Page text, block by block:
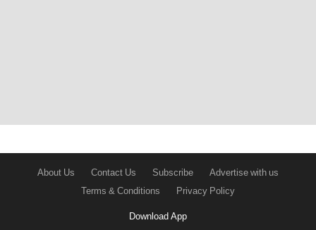
About Us Contact Us Subscribe
Advertise with us
Terms & Conditions
Privacy Policy
Download App